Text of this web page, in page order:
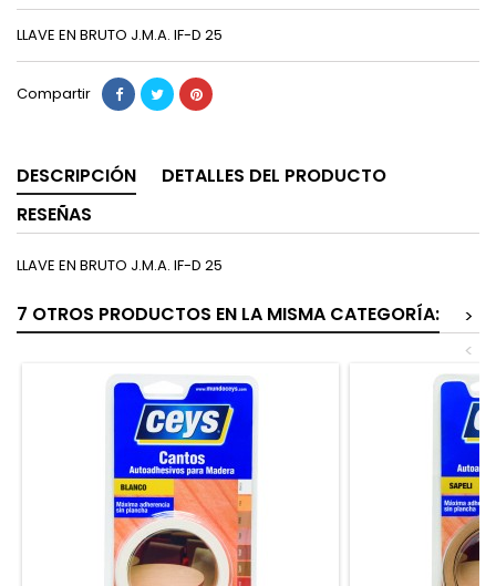
LLAVE EN BRUTO J.M.A. IF-D 25
Compartir
DESCRIPCIÓN
DETALLES DEL PRODUCTO
RESEÑAS
LLAVE EN BRUTO J.M.A. IF-D 25
7 OTROS PRODUCTOS EN LA MISMA CATEGORÍA:
>
<